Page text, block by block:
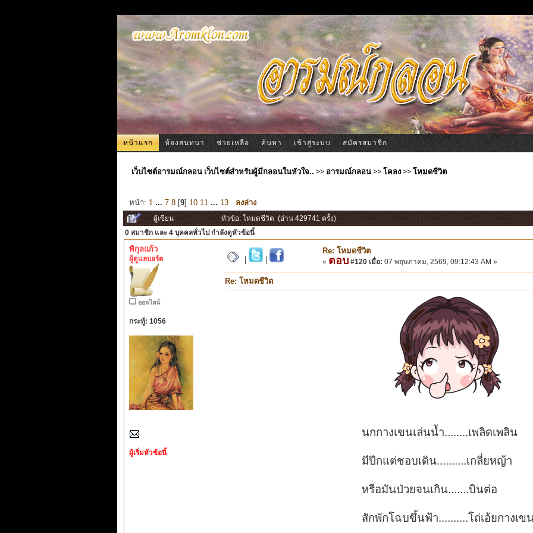
หน้าแรก ห้องสนทนา ช่วยเหลือ ค้นหา เข้าสู่ระบบ สมัครสมาชิก
เว็บไซต์อารมณ์กลอน เว็บไซต์สำหรับผู้มีกลอนในหัวใจ.. >> อารมณ์กลอน>>โคลง>>โหมดชีวิต
หน้า: 1 ... 7 8 [9] 10 11 ... 13 ลงล่าง
ผู้เขียน
หัวข้อ: โหมดชีวิต (อ่าน 429741 ครั้ง)
0 สมาชิก และ 4 บุคคลทั่วไป กำลังดูหัวข้อนี้
พิกุลแก้ว
ผู้ดูแลบอร์ด
ออฟไลน์
กระทู้: 1056
ผู้เริ่มหัวข้อนี้
Re: โหมดชีวิต
« ตอบ #120 เมื่อ: 07 พฤษภาคม, 2569, 09:12:43 AM »
Re: โหมดชีวิต
นกกางเขนเล่นน้ำ........เพลิดเพลิน
มีปีกแต่ชอบเดิน..........เกลี่ยหญ้า
หรือมันป่วยจนเกิน.......บินต่อ
สักพักโฉบขึ้นฟ้า..........โถ่เอ้ยกางเข